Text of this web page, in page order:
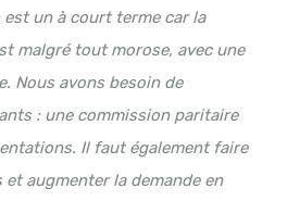
est un à court terme car la
malgré tout morose, avec une
Nous avons besoin de
: une commission paritaire
Il faut également faire
augmenter la demande en